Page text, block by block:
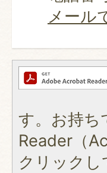
メール
す。お持ち
Reader（
クリック